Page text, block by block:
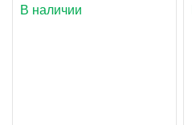
В наличии